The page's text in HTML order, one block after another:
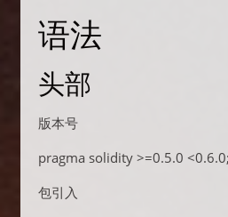
语法
头部
版本号
pragma solidity >=0.5.0 <0.6.0;
包引入